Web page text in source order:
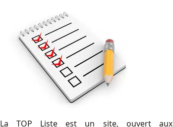
La TOP Liste est un site, ouvert aux